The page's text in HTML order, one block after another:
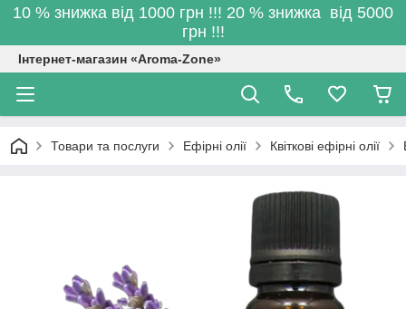
10 % знижка від 1000 грн !!! 20 % знижка від 5000
грн !!!
Інтернет-магазин «Aroma-Zone»
Товари та послуги Ефірні олії Квіткові ефірні олії